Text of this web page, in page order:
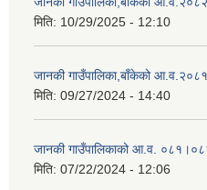
मिति: 10/29/2025 - 12:10
जानकी गाउँपालिका,बाँकेको
मिति: 09/27/2024 - 14:40
जानकी गाउँपालिकाको आ.व.
मिति: 07/22/2024 - 12:06